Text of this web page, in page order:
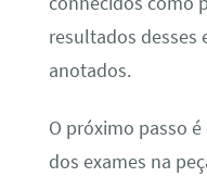
resultados desses
anotados.
O próximo passo
dos exames na